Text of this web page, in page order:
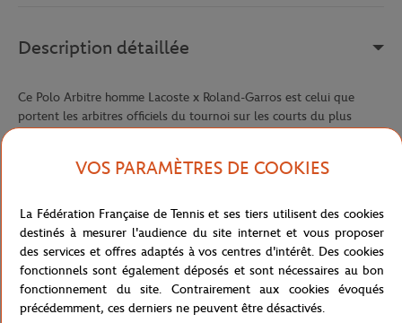
Description détaillée
Ce Polo Arbitre homme Lacoste x Roland-Garros est celui que
portent les arbitres officiels du tournoi sur les courts du plus
polo, c'est une pièce d'autorité et de tradition, taillée pour ceux
qui veillent au bon déroulement de chaque match avec rigueur et
Confectionné en petit piqué mêlant polyamide et coton issu de
l'agriculture biologique, il offre une matière résistante et
confortable, pensée pour tenir toute une journée sous le soleil
parisien. Sa coupe classic fit et ses manches confortables
garantissent une liberté de mouvement totale, sans jamais sacrifier
l'allure soignée qu'impose la fonction.
VOS PARAMÈTRES DE COOKIES
La Fédération Française de Tennis et ses tiers utilisent des cookies
destinés à mesurer l'audience du site internet et vous proposer
des services et offres adaptés à vos centres d'intérêt. Des cookies
fonctionnels sont également déposés et sont nécessaires au bon
fonctionnement du site. Contrairement aux cookies évoqués
précédemment, ces derniers ne peuvent être désactivés.